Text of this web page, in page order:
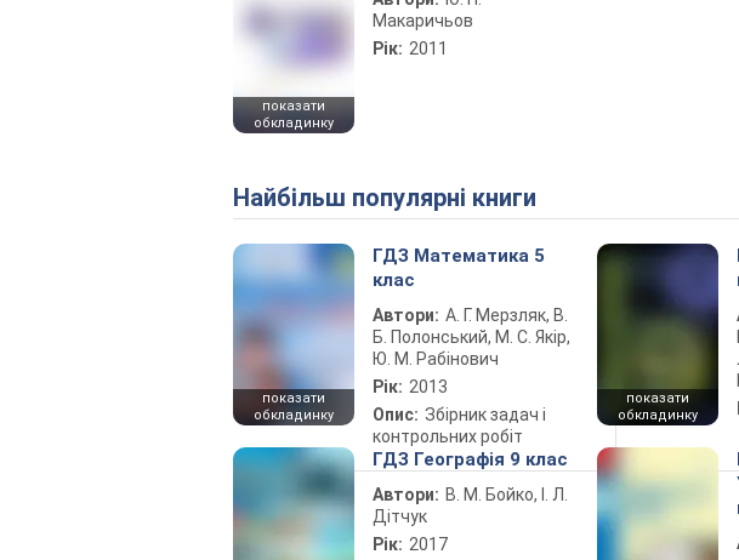
показати
обкладинку
Макаричьов
Рік: 2011
Найбільш популярні книги
показати
обкладинку
ГДЗ Математика 5
клас
Автори: А. Г. Мерзляк, В.
Б. Полонський, М. С. Якір,
Ю. М. Рабінович
Рік: 2013
Опис: Збірник задач і
контрольних робіт
показати
обкладинку
ГДЗ Географія 9 клас
Автори: В. М. Бойко, І. Л.
Дітчук
Рік: 2017